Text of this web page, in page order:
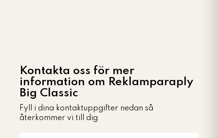
Kontakta oss för mer
information om Reklamparaply
Big Classic
Fyll i dina kontaktuppgifter nedan så
återkommer vi till dig